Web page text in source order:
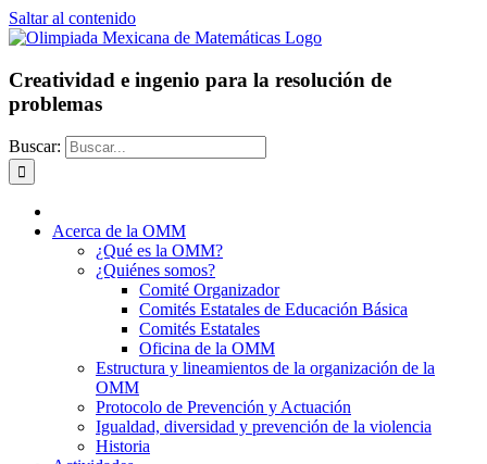
Saltar al contenido
Creatividad e ingenio para la resolución de
problemas
Buscar:
Acerca de la OMM
¿Qué es la OMM?
¿Quiénes somos?
Comité Organizador
Comités Estatales de Educación Básica
Comités Estatales
Oficina de la OMM
Estructura y lineamientos de la organización de la
OMM
Protocolo de Prevención y Actuación
Igualdad, diversidad y prevención de la violencia
Historia